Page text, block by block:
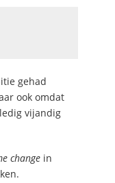
gehad
ook omdat
vijandig
change in